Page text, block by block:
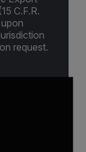
C.F.R.
request.